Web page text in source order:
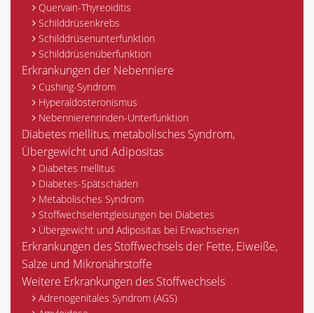
Quervain-Thyreoiditis
Schilddrüsenkrebs
Schilddrüsenunterfunktion
Schilddrüsenüberfunktion
Erkrankungen der Nebenniere
Cushing-Syndrom
Hyperaldosteronismus
Nebennierenrinden-Unterfunktion
Diabetes mellitus, metabolisches Syndrom,
Übergewicht und Adipositas
Diabetes mellitus
Diabetes-Spätschäden
Metabolisches Syndrom
Stoffwechselentgleisungen bei Diabetes
Übergewicht und Adipositas bei Erwachsenen
Erkrankungen des Stoffwechsels der Fette, Eiweiße,
Salze und Mikronährstoffe
Weitere Erkrankungen des Stoffwechsels
Adrenogenitales Syndrom (AGS)